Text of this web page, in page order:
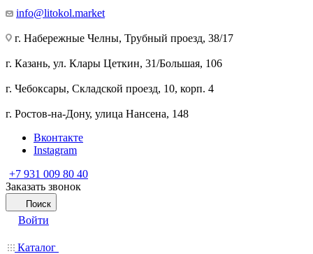
info@litokol.market
г. Набережные Челны, Трубный проезд, 38/17
г. Казань, ул. Клары Цеткин, 31/Большая, 106
г. Чебоксары, Складской проезд, 10, корп. 4
г. Ростов-на-Дону, улица Нансена, 148
Вконтакте
Instagram
+7 931 009 80 40
Заказать звонок
Поиск
Войти
Каталог